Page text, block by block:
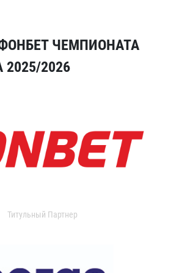
ЧЕМПИОНАТА
2026
Титульный Партнер